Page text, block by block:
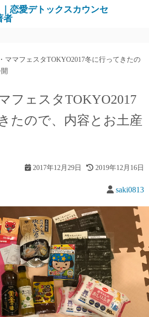
恋愛デトックスカウンセ
者
ママフェスタTOKYO2017冬に行ってきたの
フェスタTOKYO2017
たので、内容とお土産
2017年12月29日 2019年12月16日
saki0813